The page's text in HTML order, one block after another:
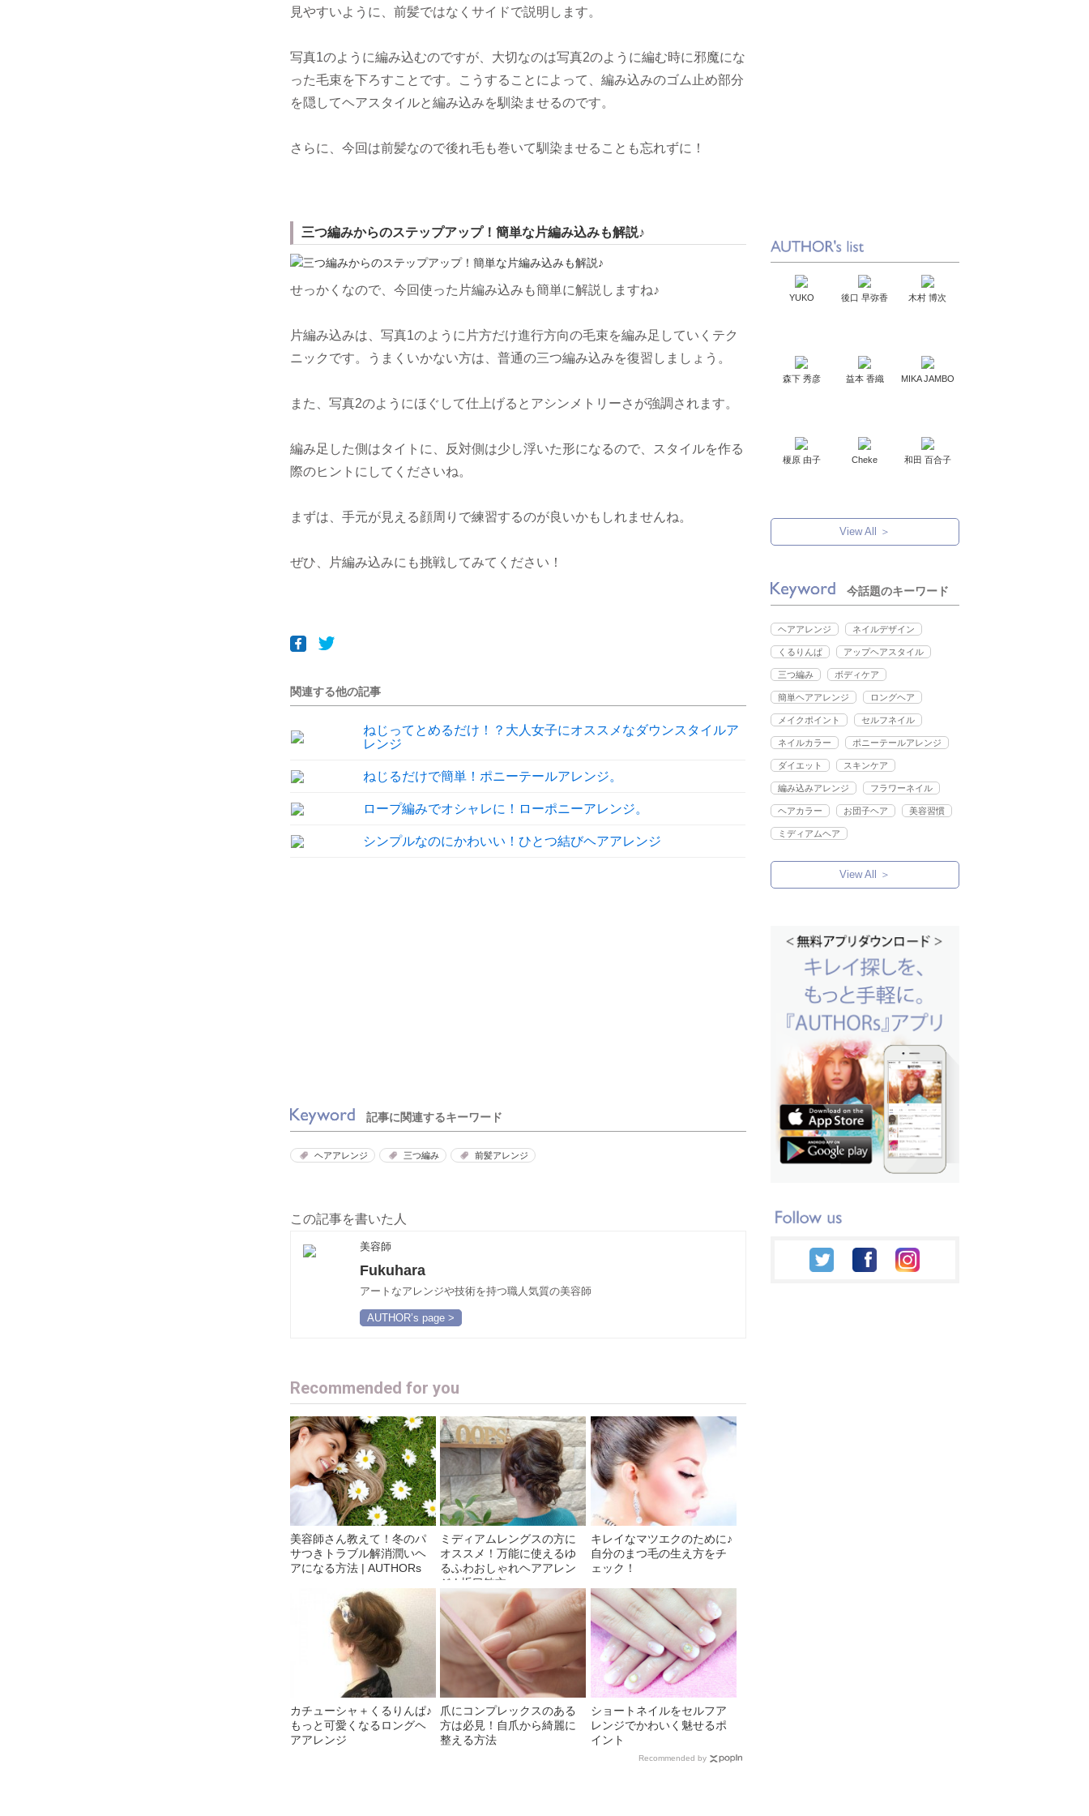
見やすいように、前髪ではなくサイドで説明します。
写真1のように編み込むのですが、大切なのは写真2のように編む時に邪魔にな
った毛束を下ろすことです。こうすることによって、編み込みのゴム止め部分
を隠してヘアスタイルと編み込みを馴染ませるのです。
さらに、今回は前髪なので後れ毛も巻いて馴染ませることも忘れずに！
三つ編みからのステップアップ！簡単な片編み込みも解説♪
せっかくなので、今回使った片編み込みも簡単に解説しますね♪
片編み込みは、写真1のように片方だけ進行方向の毛束を編み足していくテク
ニックです。うまくいかない方は、普通の三つ編み込みを復習しましょう。
また、写真2のようにほぐして仕上げるとアシンメトリーさが強調されます。
編み足した側はタイトに、反対側は少し浮いた形になるので、スタイルを作る
際のヒントにしてくださいね。
まずは、手元が見える顔周りで練習するのが良いかもしれませんね。
ぜひ、片編み込みにも挑戦してみてください！
関連する他の記事
ねじってとめるだけ！？大人女子にオススメなダウンスタイルア
レンジ
ねじるだけで簡単！ポニーテールアレンジ。
ロープ編みでオシャレに！ローポニーアレンジ。
シンプルなのにかわいい！ひとつ結びヘアアレンジ
記事に関連するキーワード
ヘアアレンジ 三つ編み 前髪アレンジ
この記事を書いた人
美容師
Fukuhara
アートなアレンジや技術を持つ職人気質の美容師
AUTHOR’s page >
Recommended for you
美容師さん教えて！冬のパ
サつきトラブル解消潤いヘ
アになる方法 | AUTHORs
ミディアムレングスの方に
オススメ！万能に使えるゆ
るふわおしゃれヘアアレン
ジ | 坂口敏文
キレイなマツエクのために♪
自分のまつ毛の生え方をチ
ェック！
カチューシャ＋くるりんぱ♪
もっと可愛くなるロングヘ
アアレンジ
爪にコンプレックスのある
方は必見！自爪から綺麗に
整える方法
ショートネイルをセルフア
レンジでかわいく魅せるポ
イント
Recommended by
YUKO 後口 早弥香 木村 博次
森下 秀彦 益本 香織 MIKA JAMBO
榎原 由子 Cheke 和田 百合子
View All ＞
今話題のキーワード
ヘアアレンジ ネイルデザイン
くるりんぱ アップヘアスタイル
三つ編み ボディケア
簡単ヘアアレンジ ロングヘア
メイクポイント セルフネイル
ネイルカラー ポニーテールアレンジ
ダイエット スキンケア
編み込みアレンジ フラワーネイル
ヘアカラー お団子ヘア 美容習慣
ミディアムヘア
View All ＞